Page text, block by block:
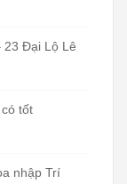
23 Đại Lộ Lê
tốt
nhập Trí